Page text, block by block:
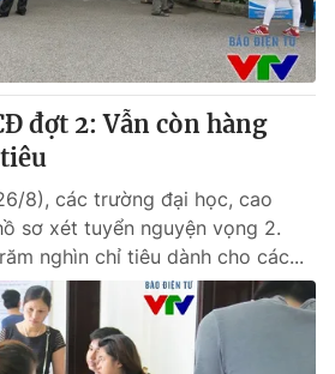
đợt 2: Vẫn còn hàng
8), các trường đại học, cao
sơ xét tuyển nguyện vọng 2.
nghìn chỉ tiêu dành cho các...